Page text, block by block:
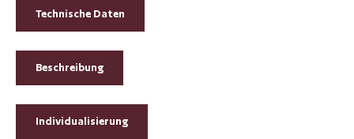
Technische Daten
Beschreibung
Individualisierung